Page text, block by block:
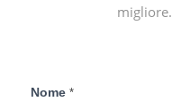
migliore.
Contattaci
Nome *